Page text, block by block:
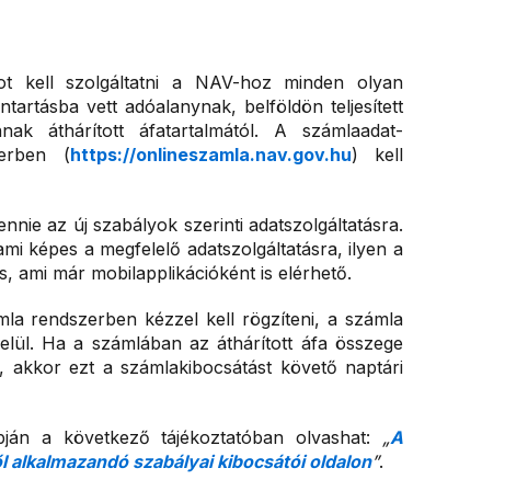
kell szolgáltatni a NAV-hoz minden olyan
vett adóalanynak, belföldön teljesített
áthárított áfatartalmától. A számlaadat-
(https://onlineszamla.nav.gov.hu) kell
az új szabályok szerinti adatszolgáltatásra.
képes a megfelelő adatszolgáltatásra, ilyen a
ami már mobilapplikációként is elérhető.
rendszerben kézzel kell rögzíteni, a számla
Ha a számlában az áthárított áfa összege
ezt a számlakibocsátást követő naptári
a következő tájékoztatóban olvashat: „A
szabályai kibocsátói oldalon”.